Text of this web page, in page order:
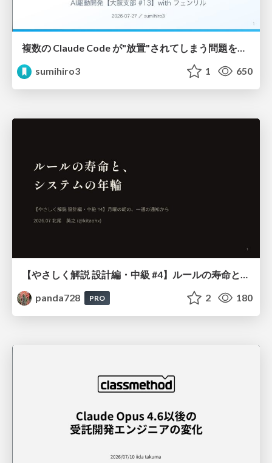
複数の Claude Code が"放置"されてしまう問題をCLI ダッシュボードを自作して解決した話
sumihiro3
1 650
panda728
PRO 2 180